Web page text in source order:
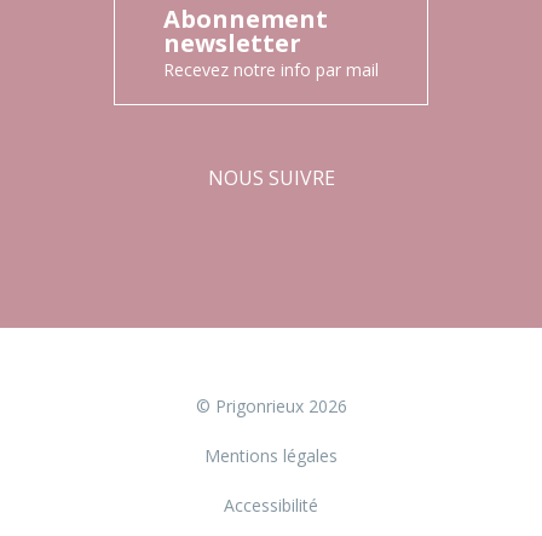
Abonnement
newsletter
Recevez notre info par mail
NOUS SUIVRE
© Prigonrieux 2026
Mentions légales
Accessibilité